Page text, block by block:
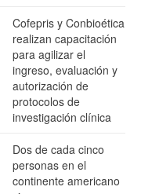
Cofepris y Conbioética
realizan capacitación
para agilizar el
ingreso, evaluación y
autorización de
protocolos de
investigación clínica
Dos de cada cinco
personas en el
continente americano